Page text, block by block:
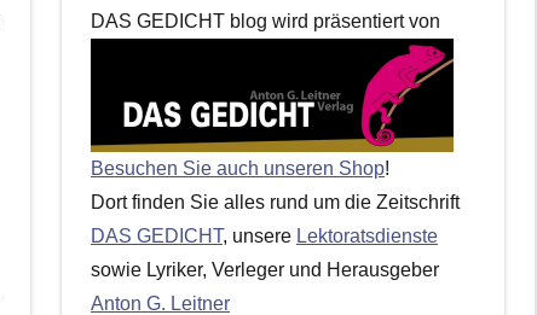
DAS GEDICHT blog wird präsentiert von
Besuchen Sie auch unseren Shop!
Dort finden Sie alles rund um die Zeitschrift
DAS GEDICHT, unsere Lektoratsdienste
sowie Lyriker, Verleger und Herausgeber
Anton G. Leitner